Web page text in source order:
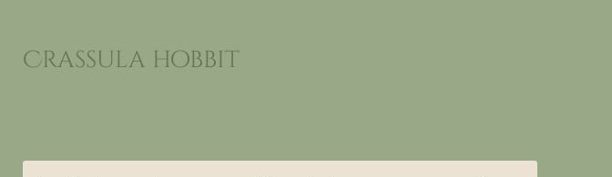
Crassula hobbit